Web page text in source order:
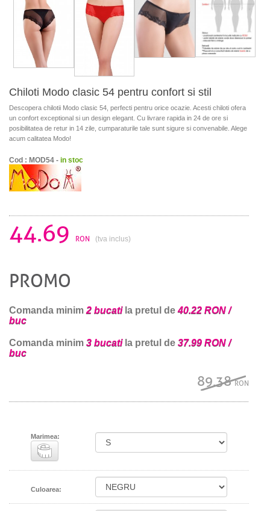
Chiloti Modo clasic 54 pentru confort si stil
Descopera chilotii Modo clasic 54, perfecti pentru orice ocazie. Acesti chiloti ofera
un confort exceptional si un design elegant. Cu livrare rapida in 24 de ore si
posibilitatea de retur in 14 zile, cumparaturile tale sunt sigure si convenabile. Alege
acum calitatea Modo!
Cod : MOD54 - in stoc
44.69 RON (tva inclus)
PROMO
Comanda minim 2 bucatila pretul de40.22 RON /
buc
Comanda minim 3 bucatila pretul de 37.99 RON /
buc
89.38RON
Marimea:
Culoarea: